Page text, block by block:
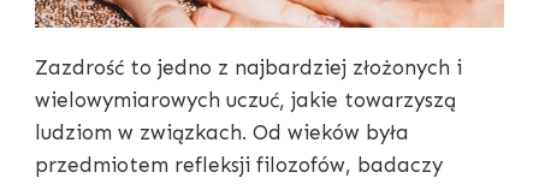
Zazdrość to jedno z najbardziej złożonych i
wielowymiarowych uczuć, jakie towarzyszą
ludziom w związkach. Od wieków była
przedmiotem refleksji filozofów, badaczy